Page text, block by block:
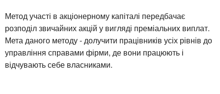
Метод участі в акціонерному капіталі передбачає
розподіл звичайних акцій у вигляді преміальних виплат.
Мета даного методу - долучити працівників усіх рівнів до
управління справами фірми, де вони працюють і
відчувають себе власниками.